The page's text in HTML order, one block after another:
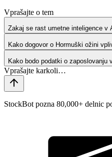
Vprašajte o tem
Zakaj se rast umetne inteligence v
Kako dogovor o Hormuški ožini
Kako bodo podatki o zaposlovanju
StockBot pozna 80,000+ delnic